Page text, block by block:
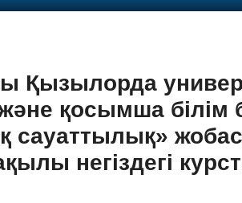
Қызылорда
және қосымша білім
негіздегі